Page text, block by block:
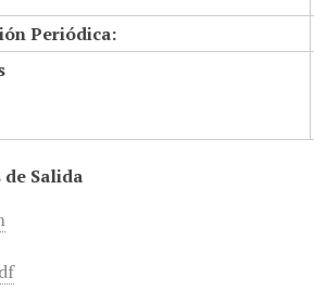
Periódica:
Salida